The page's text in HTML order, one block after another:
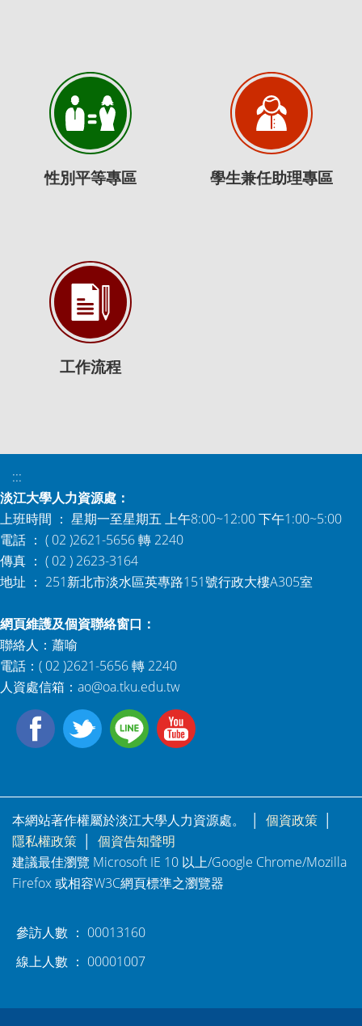
性別平等專區 學生兼任助理專區
工作流程
:::
淡江大學人力資源處：
上班時間 ： 星期一至星期五 上午8:00~12:00 下午1:00~5:00
電話 ： ( 02 )2621-5656 轉 2240
傳真 ： ( 02 ) 2623-3164
地址 ： 251新北市淡水區英專路151號行政大樓A305室
網頁維護及個資聯絡窗口：
聯絡人：蕭喻
電話：( 02 )2621-5656 轉 2240
人資處信箱： ao@oa.tku.edu.tw
本網站著作權屬於淡江大學人力資源處。 │ 個資政策
隱私權政策
個資告知聲明
建議最佳瀏覽 Microsoft IE 10 以上/Google Chrome/Mozilla
Firefox 或相容W3C網頁標準之瀏覽器
參訪人數 ： 00013160
線上人數 ： 00001007